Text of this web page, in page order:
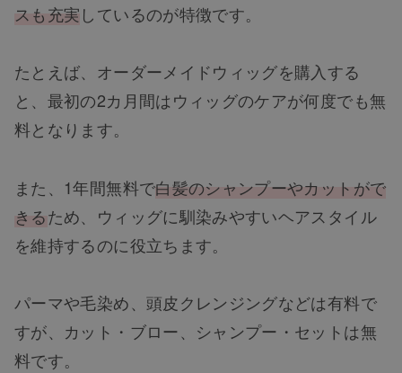
スも充実しているのが特徴です。
たとえば、オーダーメイドウィッグを購入する
と、最初の2カ月間はウィッグのケアが何度でも無
料となります。
また、1年間無料で白髪のシャンプーやカットがで
きるため、ウィッグに馴染みやすいヘアスタイル
を維持するのに役立ちます。
パーマや毛染め、頭皮クレンジングなどは有料で
すが、カット・ブロー、シャンプー・セットは無
料です。